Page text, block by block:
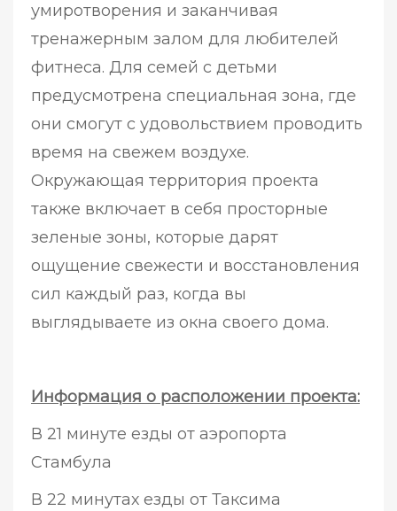
умиротворения и заканчивая
тренажерным залом для любителей
фитнеса. Для семей с детьми
предусмотрена специальная зона, где
они смогут с удовольствием проводить
время на свежем воздухе.
Окружающая территория проекта
также включает в себя просторные
зеленые зоны, которые дарят
ощущение свежести и восстановления
сил каждый раз, когда вы
выглядываете из окна своего дома.
Информация о расположении проекта:
В 21 минуте езды от аэропорта
Стамбула
В 22 минутах езды от Таксима